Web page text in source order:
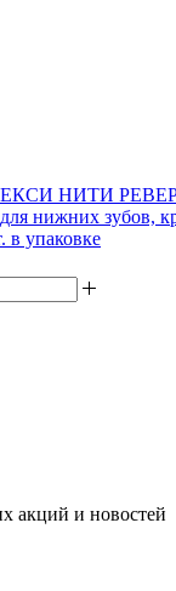
НИТИ
нижних зубов,
в упаковке
акций и новостей